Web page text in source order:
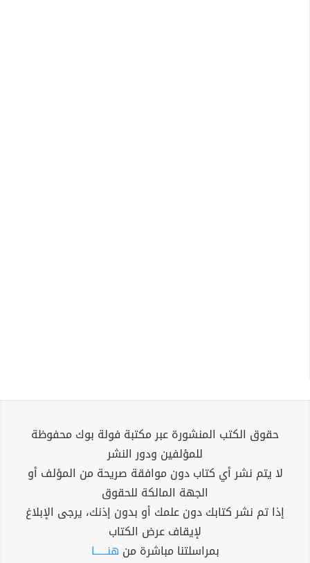
حقوق الكتب المنشورة عبر مكتبة فولة بوك محفوظة
للمؤلفين ودور النشر
لا يتم نشر أي كتاب دون موافقة صريحة من المؤلف أو
الجهة المالكة للحقوق
إذا تم نشر كتابك دون علمك أو بدون إذنك، يرجى الإبلاغ
لإيقاف عرض الكتاب
بمراسلتنا مباشرة من هنــــــا